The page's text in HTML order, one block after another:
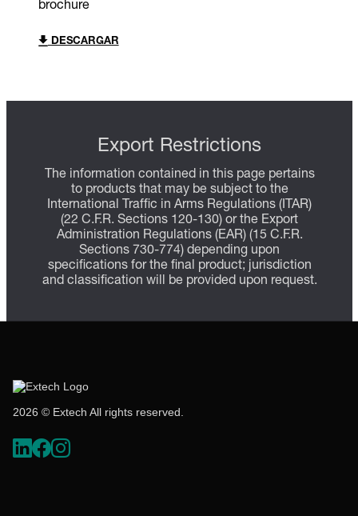
brochure
DESCARGAR
Export Restrictions
The information contained in this page pertains
to products that may be subject to the
International Traffic in Arms Regulations (ITAR)
(22 C.F.R. Sections 120-130) or the Export
Administration Regulations (EAR) (15 C.F.R.
Sections 730-774) depending upon
specifications for the final product; jurisdiction
and classification will be provided upon request.
2026 © Extech All rights reserved.